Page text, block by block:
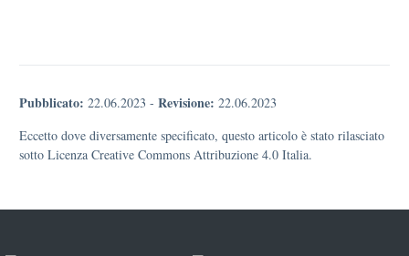
Pubblicato: 22.06.2023 - Revisione: 22.06.2023
Eccetto dove diversamente specificato, questo articolo è stato rilasciato
sotto Licenza Creative Commons Attribuzione 4.0 Italia.